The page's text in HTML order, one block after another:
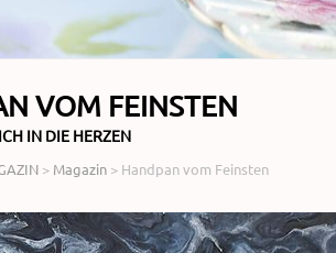
VOM FEINSTEN
IN DIE HERZEN
> Magazin > Handpan vom Feinsten